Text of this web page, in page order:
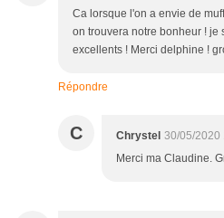
Ca lorsque l'on a envie de
on trouvera notre bonheur ! je
excellents ! Merci delphine !
Répondre
C Chrystel 30/05/2020
Merci ma Claudine.